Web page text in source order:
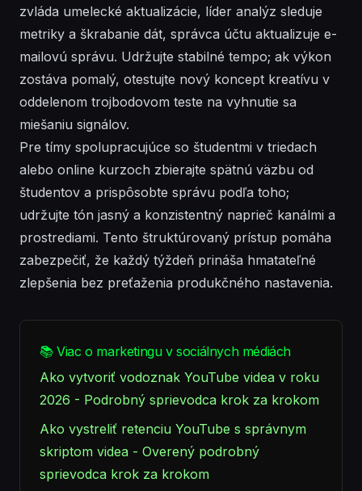
zvláda umelecké aktualizácie, líder analýz sleduje
metriky a škrabanie dát, správca účtu aktualizuje e-
mailovú správu. Udržujte stabilné tempo; ak výkon
zostáva pomalý, otestujte nový koncept kreatívu v
oddelenom trojbodovom teste na vyhnutie sa
miešaniu signálov.
Pre tímy spolupracujúce so študentmi v triedach
alebo online kurzoch zbierajte spätnú väzbu od
študentov a prispôsobte správu podľa toho;
udržujte tón jasný a konzistentný naprieč kanálmi a
prostrediami. Tento štruktúrovaný prístup pomáha
zabezpečiť, že každý týždeň prináša hmatateľné
zlepšenia bez preťaženia produkčného nastavenia.
📚 Viac o marketingu v sociálnych médiách
Ako vytvoriť vodoznak YouTube videa v roku
2026 - Podrobný sprievodca krok za krokom
Ako vystreliť retenciu YouTube s správnym
skriptom videa - Overený podrobný
sprievodca krok za krokom